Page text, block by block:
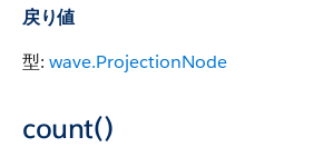
戻り値
型: wave.ProjectionNode
count()